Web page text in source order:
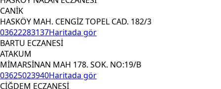
CANİK
HASKÖY MAH. CENGİZ TOPEL CAD. 182/3
03622283137Haritada gör
BARTU ECZANESİ
ATAKUM
MİMARSİNAN MAH 178. SOK. NO:19/B
03625023940Haritada gör
ÇİĞDEM ECZANESİ